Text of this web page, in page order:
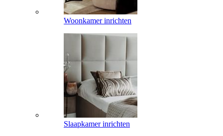
Woonkamer inrichten
Slaapkamer inrichten